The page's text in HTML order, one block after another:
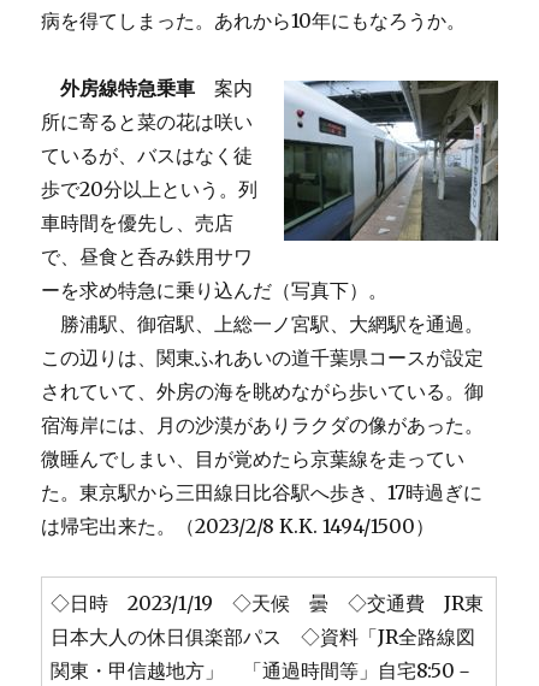
病を得てしまった。あれから10年にもなろうか。
外房線特急乗車 案内
所に寄ると菜の花は咲い
ているが、バスはなく徒
歩で20分以上という。列
車時間を優先し、売店
で、昼食と呑み鉄用サワ
ーを求め特急に乗り込んだ（写真下）。
勝浦駅、御宿駅、上総一ノ宮駅、大網駅を通過。
この辺りは、関東ふれあいの道千葉県コースが設定
されていて、外房の海を眺めながら歩いている。御
宿海岸には、月の沙漠がありラクダの像があった。
微睡んでしまい、目が覚めたら京葉線を走ってい
た。東京駅から三田線日比谷駅へ歩き、17時過ぎに
は帰宅出来た。（2023/2/8 K.K. 1494/1500）
◇日時 2023/1/19 ◇天候 曇 ◇交通費 JR東
日本大人の休日俱楽部パス ◇資料「JR全路線図
関東・甲信越地方」 「通過時間等」自宅8:50－